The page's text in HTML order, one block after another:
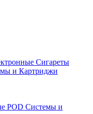
Сигареты
и Картриджи
POD Системы и